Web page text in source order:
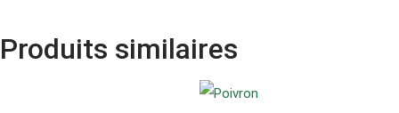
Produits similaires